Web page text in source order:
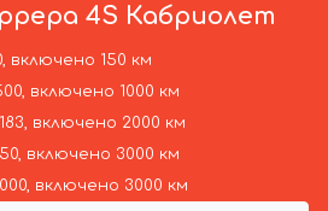
4S Кабриолет
включено 150 км
включено 1000 км
включено 2000 км
включено 3000 км
включено 3000 км